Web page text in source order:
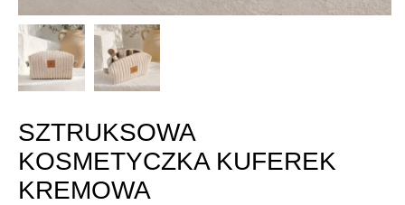
SZTRUKSOWA
KOSMETYCZKA KUFEREK
KREMOWA